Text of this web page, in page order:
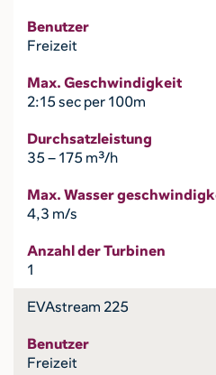
Benutzer
Freizeit
Max. Geschwindigkeit
2:15 sec per 100m
Durchsatzleistung
35 – 175 m³/h
Max. Wasser
4,3 m/s
Anzahl der Turbinen
1
EVAstream 225
Benutzer
Freizeit